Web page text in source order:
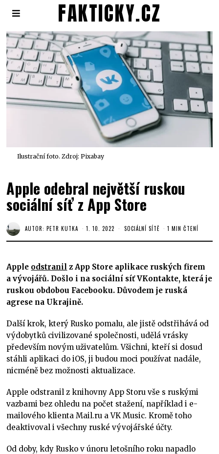
FAKTICKY.CZ
Ilustrační foto. Zdroj: Pixabay
Apple odebral největší ruskou
sociální síť z App Store
AUTOR:PETR KUTKA 1. 10. 2022 SOCIÁLNÍ SÍTĚ 1 MIN ČTENÍ
Apple odstranil z App Store aplikace ruských firem
a vývojářů. Došlo i na sociální síť VKontakte, která je
ruskou obdobou Facebooku. Důvodem je ruská
agrese na Ukrajině.
Další krok, který Rusko pomalu, ale jistě odstřihává od
výdobytků civilizované společnosti, udělá vrásky
především novým uživatelům. Všichni, kteří si dosud
stáhli aplikaci do iOS, ji budou moci používat nadále,
nicméně bez možnosti aktualizace.
Apple odstranil z knihovny App Storu vše s ruskými
vazbami bez ohledu na počet stažení, například i e-
mailového klienta Mail.ru a VK Music. Kromě toho
deaktivoval i všechny ruské vývojářské účty.
Od doby, kdy Rusko v únoru letošního roku napadlo